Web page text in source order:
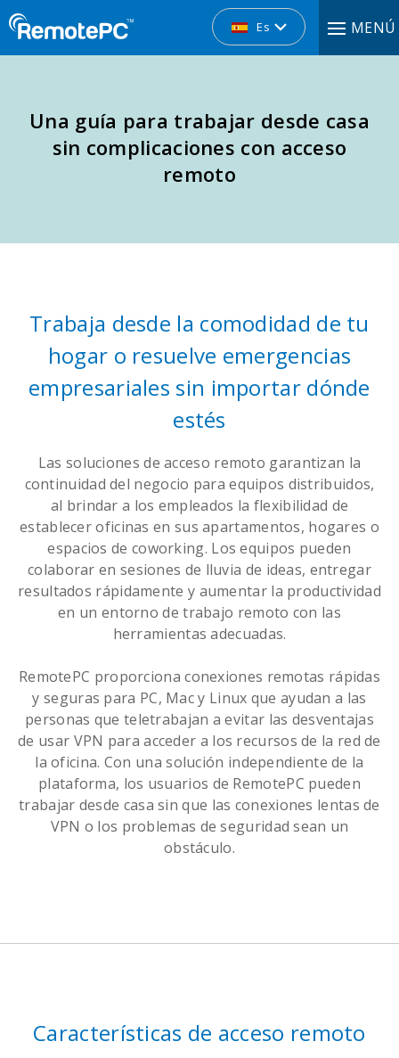
Es MENÚ
Una guía para trabajar desde casa
sin complicaciones con acceso
remoto
Trabaja desde la comodidad de tu
hogar o resuelve emergencias
empresariales sin importar dónde
estés
Las soluciones de acceso remoto garantizan la
continuidad del negocio para equipos distribuidos,
al brindar a los empleados la flexibilidad de
establecer oficinas en sus apartamentos, hogares o
espacios de coworking. Los equipos pueden
colaborar en sesiones de lluvia de ideas, entregar
resultados rápidamente y aumentar la productividad
en un entorno de trabajo remoto con las
herramientas adecuadas.
RemotePC proporciona conexiones remotas rápidas
y seguras para PC, Mac y Linux que ayudan a las
personas que teletrabajan a evitar las desventajas
de usar VPN para acceder a los recursos de la red de
la oficina. Con una solución independiente de la
plataforma, los usuarios de RemotePC pueden
trabajar desde casa sin que las conexiones lentas de
VPN o los problemas de seguridad sean un
obstáculo.
Características de acceso remoto